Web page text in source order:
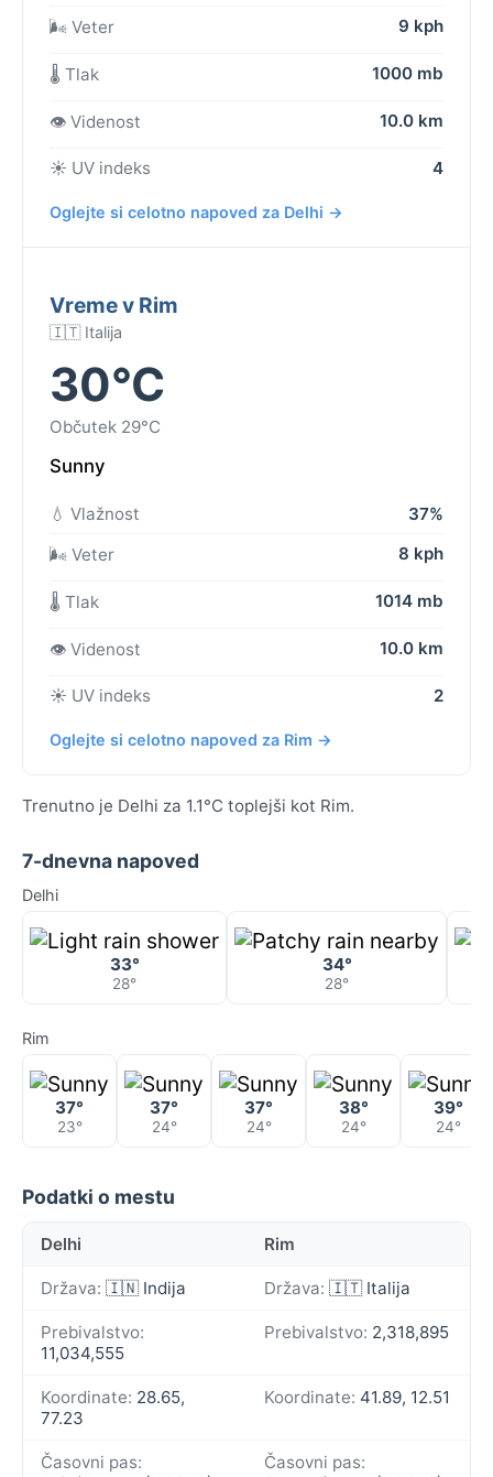
🌬️ Veter
9 kph
🌡️ Tlak 1000 mb
👁️ Videnost 10.0 km
☀️ UV indeks 4
Oglejte si celotno napoved za Delhi →
Vreme v Rim
🇮🇹 Italija
30°C
Občutek 29°C
Sunny
💧 Vlažnost
37%
🌬️ Veter
8 kph
🌡️ Tlak 1014 mb
👁️ Videnost 10.0 km
☀️ UV indeks 2
Oglejte si celotno napoved za Rim →
Trenutno je Delhi za 1.1°C toplejši kot Rim.
7-dnevna napoved
Delhi
33°
28°
34°
28°
Rim
37°
23°
37°
24°
37°
24°
38°
24°
39°
24°
Podatki o mestu
Delhi Rim
Država: 🇮🇳 Indija Država: 🇮🇹 Italija
Prebivalstvo:
11,034,555
Prebivalstvo: 2,318,895
Koordinate: 28.65,
77.23
Koordinate: 41.89, 12.51
Časovni pas:
Časovni pas: